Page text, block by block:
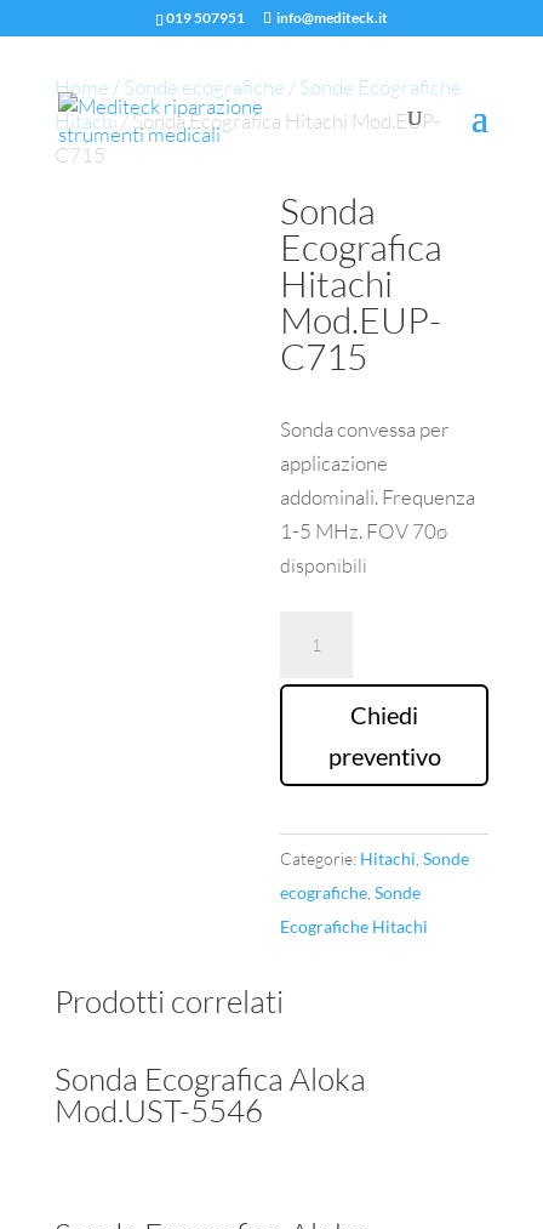
019 507951 info@mediteck.it
Home /Sonde ecografiche /Sonde Ecografiche
Hitachi/ Sonda Ecografica Hitachi Mod.EUP-
C715
Sonda
Ecografica
Hitachi
Mod.EUP-
C715
Sonda convessa per
applicazione
addominali. Frequenza
1-5 MHz. FOV 70ø
disponibili
Hitachi
Mod.EUP-Chiedi
preventivo
Categorie: Hitachi ,Sonde
ecografiche ,Sonde
Ecografiche Hitachi
Prodotti correlati
Sonda Ecografica Aloka
Mod.UST-5546